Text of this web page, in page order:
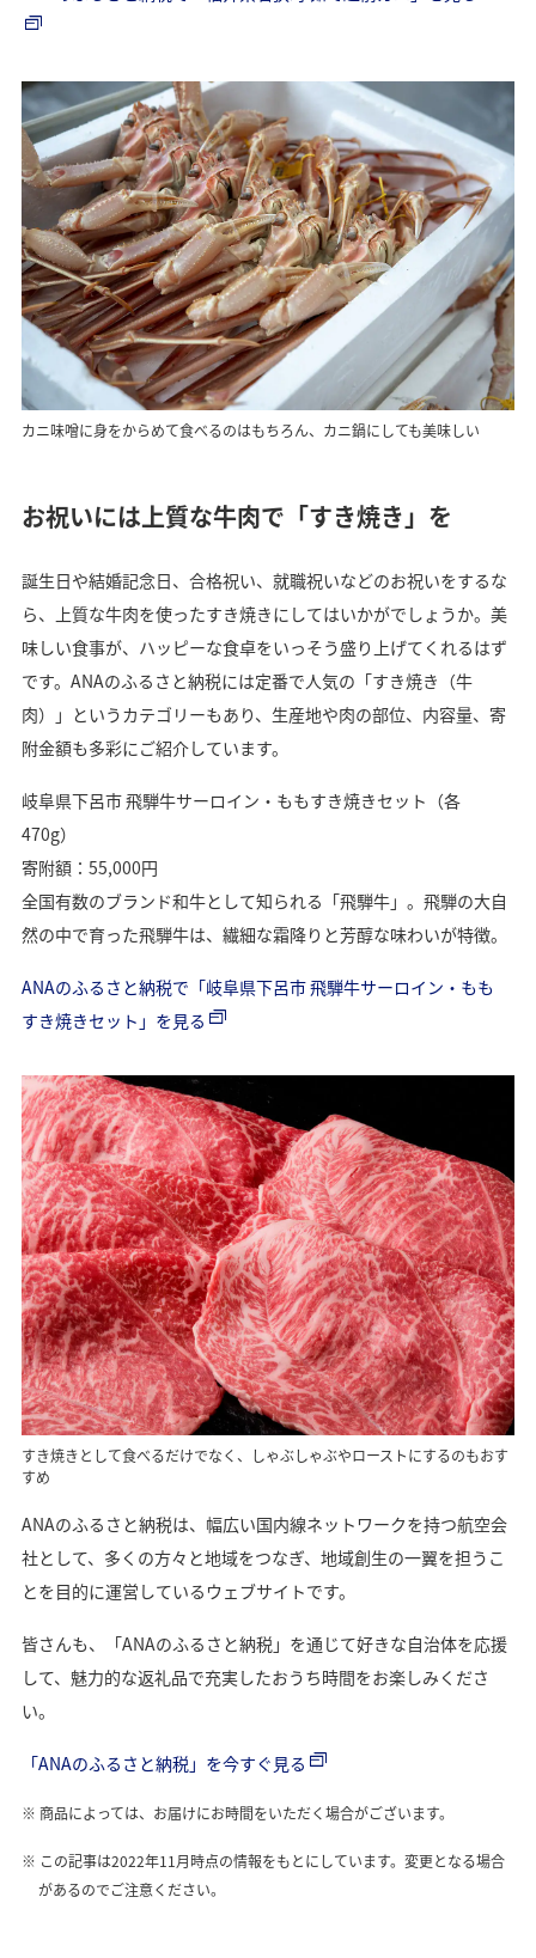
カニ味噌に身をからめて食べるのはもちろん、カニ鍋にしても美味しい
お祝いには上質な牛肉で「すき焼き」を
誕生日や結婚記念日、合格祝い、就職祝いなどのお祝いをするな
ら、上質な牛肉を使ったすき焼きにしてはいかがでしょうか。美
味しい食事が、ハッピーな食卓をいっそう盛り上げてくれるはず
です。ANAのふるさと納税には定番で人気の「すき焼き（牛
肉）」というカテゴリーもあり、生産地や肉の部位、内容量、寄
附金額も多彩にご紹介しています。
岐阜県下呂市 飛騨牛サーロイン・ももすき焼きセット（各
470g）
寄附額：55,000円
全国有数のブランド和牛として知られる「飛騨牛」。飛騨の大自
然の中で育った飛騨牛は、繊細な霜降りと芳醇な味わいが特徴。
ANAのふるさと納税で「岐阜県下呂市 飛騨牛サーロイン・もも
すき焼きセット」を見る
すき焼きとして食べるだけでなく、しゃぶしゃぶやローストにするのもおす
すめ
ANAのふるさと納税は、幅広い国内線ネットワークを持つ航空会
社として、多くの方々と地域をつなぎ、地域創生の一翼を担うこ
とを目的に運営しているウェブサイトです。
皆さんも、「ANAのふるさと納税」を通じて好きな自治体を応援
して、魅力的な返礼品で充実したおうち時間をお楽しみくださ
い。
「ANAのふるさと納税」を今すぐ見る
商品によっては、お届けにお時間をいただく場合がございます。
この記事は2022年11月時点の情報をもとにしています。変更となる場合
があるのでご注意ください。